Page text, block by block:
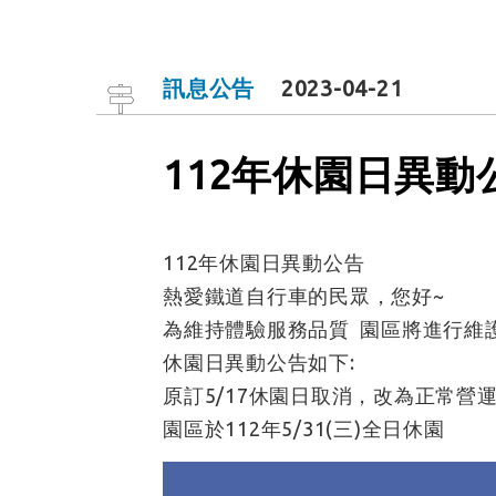
訊息公告 2023-04-21
112年休園日異動
112年休園日異動公告
熱愛鐵道自行車的民眾，您好~
為維持體驗服務品質 園區將進行維
休園日異動公告如下:
原訂5/17休園日取消，改為正常營運
園區於112年5/31(三)全日休園